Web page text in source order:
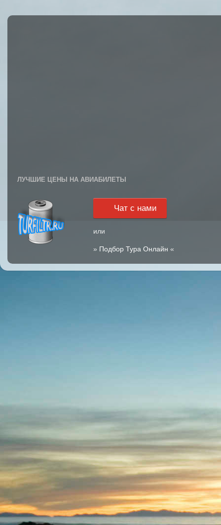
ЛУЧШИЕ ЦЕНЫ НА АВИАБИЛЕТЫ
Чат с нами
или
» Подбор Тура Онлайн «